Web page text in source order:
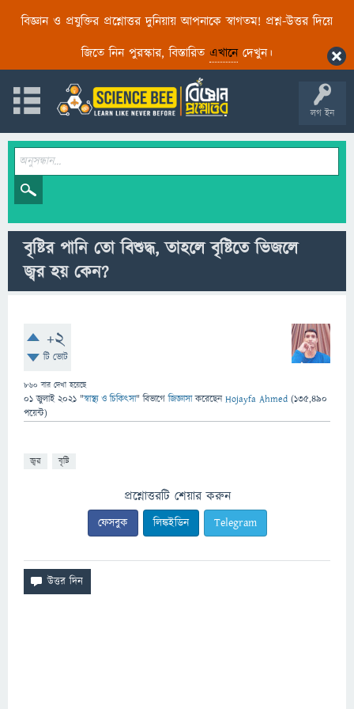
বিজ্ঞান ও প্রযুক্তির প্রশ্নোত্তর দুনিয়ায় আপনাকে স্বাগতম! প্রশ্ন-উত্তর দিয়ে
জিতে নিন পুরস্কার, বিস্তারিত এখানেদেখুন।
লগ ইন
বৃষ্টির পানি তো বিশুদ্ধ, তাহলে বৃষ্টিতে ভিজলে
জ্বর হয় কেন?
+2
টি ভোট
860 বার দেখা হয়েছে
01 জুলাই 2021 "স্বাস্থ্য ও চিকিৎসা" বিভাগে জিজ্ঞাসাকরেছেনHojayfa Ahmed (135,490
পয়েন্ট)
জ্বর বৃষ্টি
প্রশ্নোত্তরটি শেয়ার করুন
ফেসবুক লিঙ্কইডিন Telegram